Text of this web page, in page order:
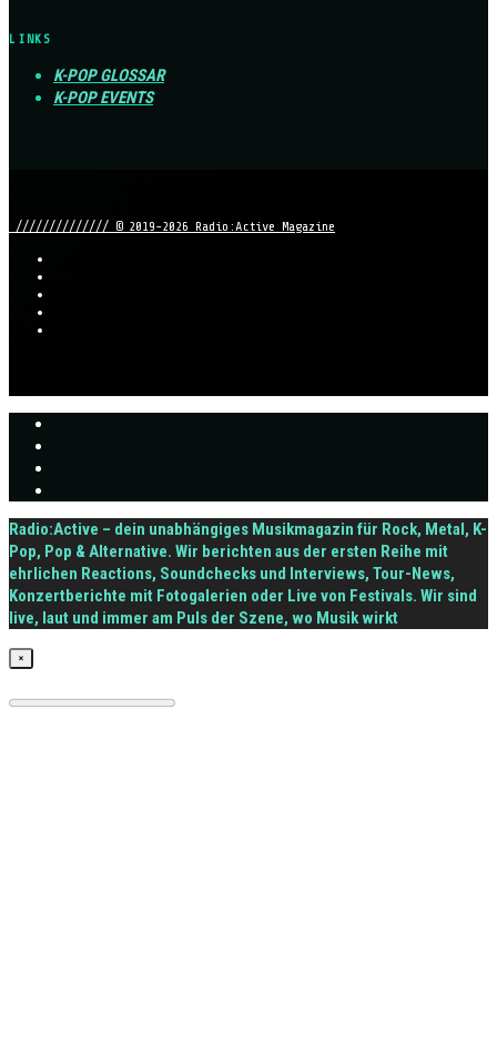
LINKS
K-POP GLOSSAR
K-POP EVENTS
////////////// © 2019-2026 Radio:Active Magazine
Radio:Active – dein unabhängiges Musikmagazin für Rock, Metal, K-
Pop, Pop & Alternative. Wir berichten aus der ersten Reihe mit
ehrlichen Reactions, Soundchecks und Interviews, Tour-News,
Konzertberichte mit Fotogalerien oder Live von Festivals. Wir sind
live, laut und immer am Puls der Szene, wo Musik wirkt
×